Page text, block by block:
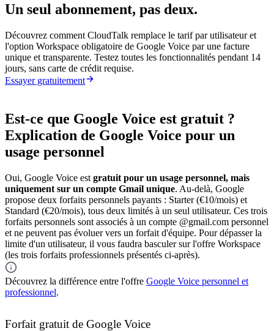
Un seul abonnement, pas deux.
Découvrez comment CloudTalk remplace le tarif par utilisateur et
l'option Workspace obligatoire de Google Voice par une facture
unique et transparente. Testez toutes les fonctionnalités pendant 14
jours, sans carte de crédit requise.
Essayer gratuitement
Est-ce que Google Voice est gratuit ?
Explication de Google Voice pour un
usage personnel
Oui, Google Voice est gratuit pour un usage personnel, mais
uniquement sur un compte Gmail unique. Au-delà, Google
propose deux forfaits personnels payants : Starter (€10/mois) et
Standard (€20/mois), tous deux limités à un seul utilisateur. Ces trois
forfaits personnels sont associés à un compte @gmail.com personnel
et ne peuvent pas évoluer vers un forfait d'équipe. Pour dépasser la
limite d'un utilisateur, il vous faudra basculer sur l'offre Workspace
(les trois forfaits professionnels présentés ci-après).
Découvrez la différence entre l'offre Google Voice personnel et
professionnel.
Forfait gratuit de Google Voice